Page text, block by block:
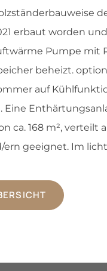
erbaut worden
Pumpe mit
beheizt.
auf
ca. 168 m², verteilt
geeignet. Im